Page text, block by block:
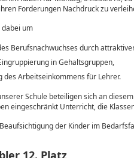
Forderungen Nachdruck zu
dabei um
Berufsnachwuchses durch
in Gehaltsgruppen,
des Arbeitseinkommens für Lehrer.
Schule beteiligen sich an
eingeschränkt Unterricht, die
der Kinder im
12. Platz